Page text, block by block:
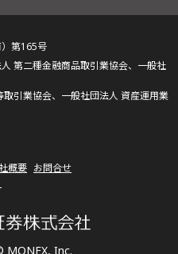
MONEX, Inc.
第165号
第二種金融商品取引業協会、一般社
引業協会、一般社団法人 資産運用業
概要 お問合せ